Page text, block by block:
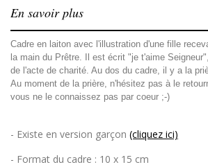
En savoir plus
Cadre en laiton avec l'illustration d'une fille
la main du Prêtre. Il est écrit "je t'aime
de l'acte de charité. Au dos du cadre, il y a la
Au moment de la prière, n'hésitez pas à le
vous ne le connaissez pas par coeur ;-)
- Existe en version garçon (cliquez ici)
- Format du cadre : 10 x 15 cm